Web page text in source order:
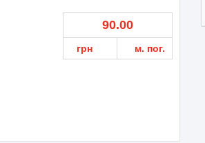
90.00
грн м. пог.